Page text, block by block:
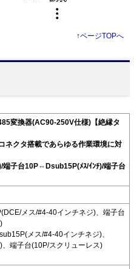
↑ページTOPへ
変換器(AC90-250V仕様)【絶縁タ
ネクタ搭載であらゆる作業環境に対
端子台10P⇔Dsub15P(ﾒｽ/ｲﾝﾁ)/端子台
メス/#4-40インチネジ)、端子台
メス/#4-40インチネジ)、
、端子台(10P/スクリューレス)